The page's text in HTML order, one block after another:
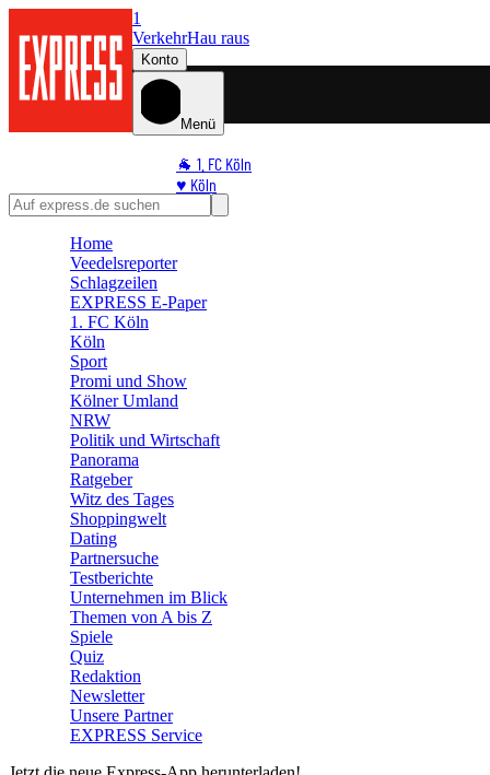
1
VerkehrHau raus
Konto
Menü
🐐 1. FC Köln
♥️ Köln
🛒 Shoppingwelt
Home
Veedelsreporter
Schlagzeilen
EXPRESS E-Paper
1. FC Köln
Köln
Sport
Promi und Show
Kölner Umland
NRW
Politik und Wirtschaft
Panorama
Ratgeber
Witz des Tages
Shoppingwelt
Dating
Partnersuche
Testberichte
Unternehmen im Blick
Themen von A bis Z
Spiele
Quiz
Redaktion
Newsletter
Unsere Partner
EXPRESS Service